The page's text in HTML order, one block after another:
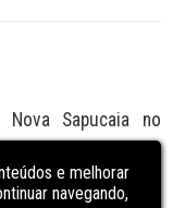
Sapucaia no
a RS 118
02 dormitórios e um
e melhorar
navegando,